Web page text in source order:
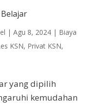
| Agu 8, 2024| Biaya
KSN, Privat KSN,
yang dipilih
kemudahan